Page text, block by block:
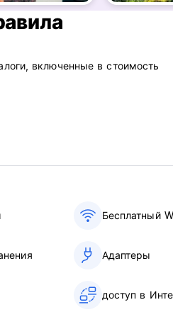
и разнообразный хостел с
и дружелюбный,
дома, ночные рынки и т.
общежитие является
а до других легко добраться
погружения в May Rooms
Тайбэй. 0140
зарегистрируетесь
включенные в стоимость
Бесплатный
Адаптеры
доступ в